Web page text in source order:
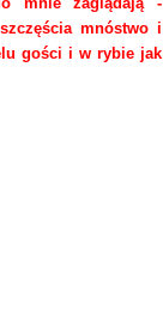
mnóstwo i
gości i w rybie jak